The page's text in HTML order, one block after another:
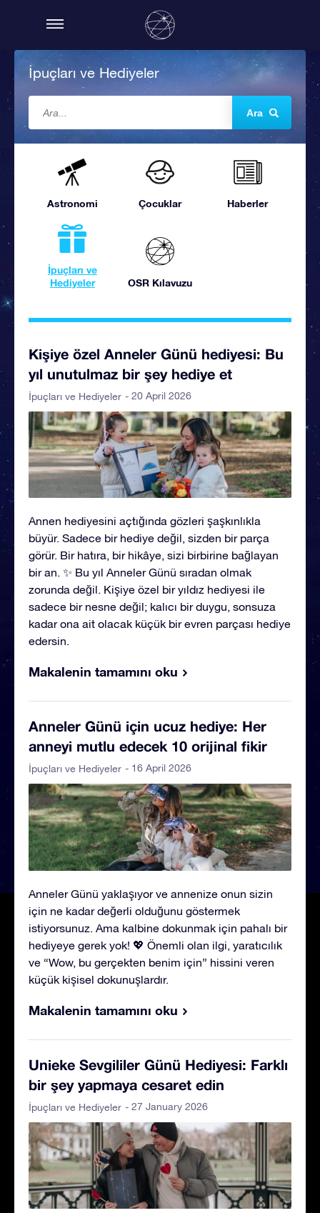
İpuçları ve Hediyeler
Ara
Astronomi Çocuklar Haberler
İpuçları ve
Hediyeler
OSR Kılavuzu
Kişiye özel Anneler Günü hediyesi: Bu
yıl unutulmaz bir şey hediye et
İpuçları ve Hediyeler - 20 April 2026
Annen hediyesini açtığında gözleri şaşkınlıkla
büyür. Sadece bir hediye değil, sizden bir parça
görür. Bir hatıra, bir hikâye, sizi birbirine bağlayan
bir an. ✨ Bu yıl Anneler Günü sıradan olmak
zorunda değil. Kişiye özel bir yıldız hediyesi ile
sadece bir nesne değil; kalıcı bir duygu, sonsuza
kadar ona ait olacak küçük bir evren parçası hediye
edersin.
Makalenin tamamını oku
Anneler Günü için ucuz hediye: Her
anneyi mutlu edecek 10 orijinal fikir
İpuçları ve Hediyeler - 16 April 2026
Anneler Günü yaklaşıyor ve annenize onun sizin
için ne kadar değerli olduğunu göstermek
istiyorsunuz. Ama kalbine dokunmak için pahalı bir
hediyeye gerek yok! 💖 Önemli olan ilgi, yaratıcılık
ve “Wow, bu gerçekten benim için” hissini veren
küçük kişisel dokunuşlardır.
Makalenin tamamını oku
Unieke Sevgililer Günü Hediyesi: Farklı
bir şey yapmaya cesaret edin
İpuçları ve Hediyeler - 27 January 2026